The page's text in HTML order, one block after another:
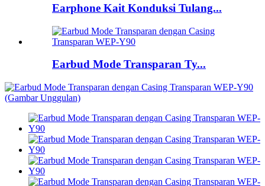
Earphone Kait Konduksi Tulang...
Earbud Mode Transparan Ty...